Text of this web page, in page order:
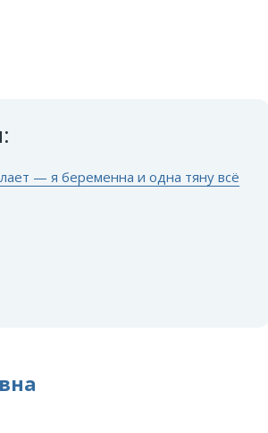
— я беременна и одна тяну всё